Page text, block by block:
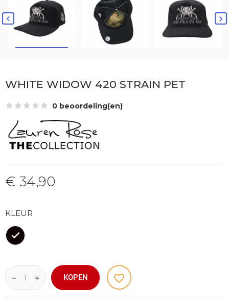
 
WHITE WIDOW 420 STRAIN PET
0 beoordeling(en)
€ 34,90
KLEUR
Zwart
KOPEN favorite_border